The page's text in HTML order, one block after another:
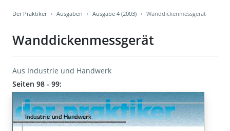
Der Praktiker Ausgaben Ausgabe 4 (2003) Wanddickenmessgerät
Wanddickenmessgerät
Aus Industrie und Handwerk
Seiten 98 - 99: